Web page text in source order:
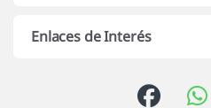
Enlaces de Interés